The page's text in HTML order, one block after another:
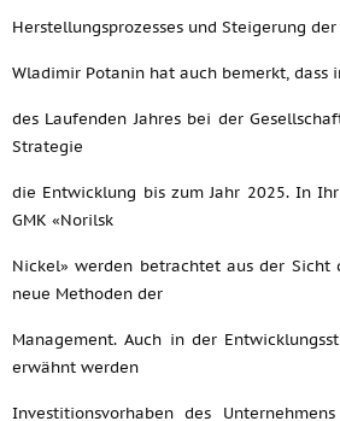
Herstellungsprozesses und Steigerung
Wladimir Potanin hat auch bemerkt, dass
des Laufenden Jahres bei der
Strategie
die Entwicklung bis zum Jahr 2025. In
GMK «Norilsk
Nickel» werden betrachtet aus der Sicht
neue Methoden der
Management. Auch in der
erwähnt werden
Investitionsvorhaben des